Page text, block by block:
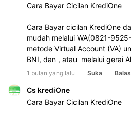
Cara Bayar Cicilan KrediOne
Cara Bayar cicilan KrediOne
mudah melalui WA(0821-
metode Virtual Account (VA)
BNI, dan , atau  melalui gerai
1 bulan yang lalu Suka Balas
Cs krediOne
Cara Bayar Cicilan KrediOne